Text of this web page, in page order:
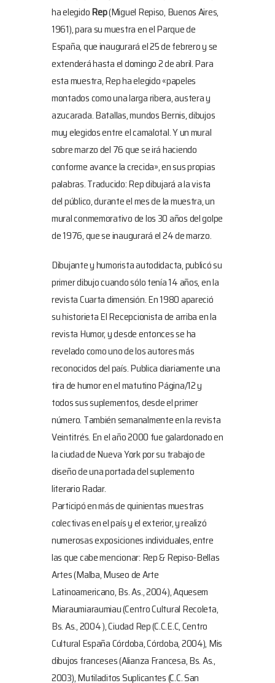
ha elegidoRep(Miguel Repiso, Buenos Aires,
1961), para su muestra en el Parque de
España, que inaugurará el 25 de febrero y se
extenderá hasta el domingo 2 de abril. Para
esta muestra, Rep ha elegido «papeles
montados como una larga ribera, austera y
azucarada. Batallas, mundos Bernis, dibujos
muy elegidos entre el camalotal. Y un mural
sobre marzo del 76 que se irá haciendo
conforme avance la crecida», en sus propias
palabras. Traducido: Rep dibujará a la vista
del público, durante el mes de la muestra, un
mural conmemorativo de los 30 años del golpe
de 1976, que se inaugurará el 24 de marzo.
Dibujante y humorista autodidacta, publicó su
primer dibujo cuando sólo tenía 14 años, en la
revista Cuarta dimensión. En 1980 apareció
su historieta El Recepcionista de arriba en la
revista Humor, y desde entonces se ha
revelado como uno de los autores más
reconocidos del país. Publica diariamente una
tira de humor en el matutino Página/12 y
todos sus suplementos, desde el primer
número. También semanalmente en la revista
Veintitrés. En el año 2000 fue galardonado en
la ciudad de Nueva York por su trabajo de
diseño de una portada del suplemento
literario Radar.
Participó en más de quinientas muestras
colectivas en el país y el exterior, y realizó
numerosas exposiciones individuales, entre
las que cabe mencionar: Rep & Repiso-Bellas
Artes (Malba, Museo de Arte
Latinoamericano, Bs. As., 2004), Aquesem
Miaraumiaraumiau (Centro Cultural Recoleta,
Bs. As., 2004 ), Ciudad Rep (C.C.E.C, Centro
Cultural España Córdoba, Córdoba, 2004), Mis
dibujos franceses (Alianza Francesa, Bs. As.,
2003), Mutiladitos Suplicantes (C.C. San